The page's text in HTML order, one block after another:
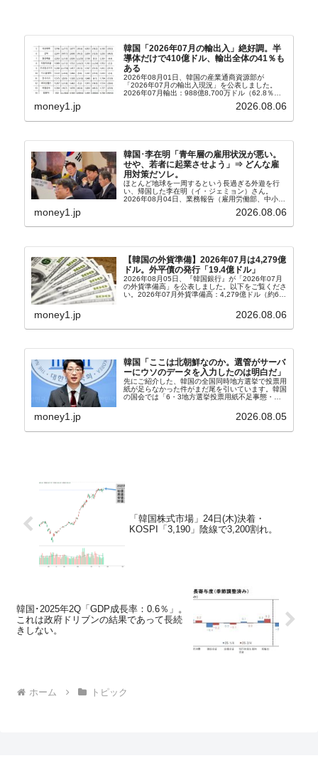
韓国「2026年07月の輸出入」絶好調。半
導体だけで410億ドル、輸出全体の41％も
ある
2026年08月01日、韓国の産業通商資源部が
「2026年07月の輸出入現況」を公表しました。
2026年07月輸出：988億8,700万ドル（62.8％）
輸入：685億6,300万ドル（26.5％）貿易収支：
money1.jp 2026.08.06
韓国･李在明「青年層の雇用状況が悪い。
せや、若者に起業させよう」⇒ どんな雇
用対策だソレ。
ほとんど地球を一周するという長過ぎる外遊を行
い、帰国した李在明（イ・ジェミョン）さん。
2026年08月04日、業務報告（雇用労働部、中小ベ
上、韓国大統領に成りおおせた李在明（イ・ジェミ
money1.jp 2026.08.06
【韓国の外貨準備】2026年07月は4,279億
ドル。外平債の発行「19.4億ドル」
2026年08月05日、『韓国銀行』が「2026年07月
の外貨準備高」を公表しました。以下をご覧くださ
い。2026年07月外貨準備高：4,279億ドル（約67
money1.jp 2026.08.06
韓国「ここは北朝鮮なのか。選管がサーバ
ーにウソのデータを入力したのは明白だ」
先にご紹介した、韓国の全国同時地方選挙で投票用
紙が足らなかった件がまだ尾を引いています。韓国
の国会では「6・3地方選挙投票用紙不足事態・国
す。『国民の力』の朱晋佑（チュ・ジヌ）議員はそ
money1.jp 2026.08.05
「韓国株式市場」24日(木)決着・
KOSPI「3,190」陰線で3,200割れ。
韓国･2025年2Q「GDP成長率：0.6％」。
これは政府ドリブンの結果であって長続
きしない。
ホーム トピック